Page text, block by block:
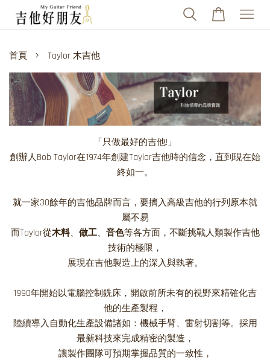
首頁 › Taylor 木吉他
「只做最好的吉他!」
創辦人Bob Taylor在1974年創建Taylor吉他時的信念，直到現在始
終如一。
就一家30餘年的吉他品牌而言，要擠入高級吉他的行列原本就
屬不易
而Taylor從木料、 做工、 音色等各方面，不斷挑戰人類製作吉他
技術的極限，
展現在吉他製造上的深入與執著。
1990年開始以電腦控制銑床，開啟前所未有的視野來精確化吉
他的生產製程，
陸續導入自動化生產設備諸如：機械手臂、雷射切割等。採用
最新科技來完成精密的製造，
讓製作團隊可預期掌握品質的一致性，